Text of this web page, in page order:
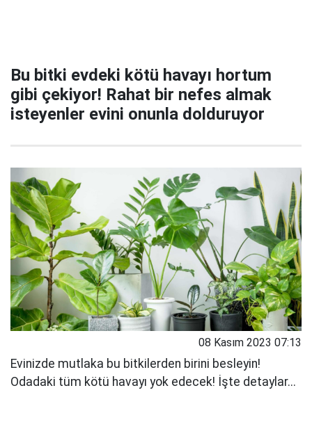
Bu bitki evdeki kötü havayı hortum
gibi çekiyor! Rahat bir nefes almak
isteyenler evini onunla dolduruyor
08 Kasım 2023 07:13
Evinizde mutlaka bu bitkilerden birini besleyin!
Odadaki tüm kötü havayı yok edecek! İşte detaylar...